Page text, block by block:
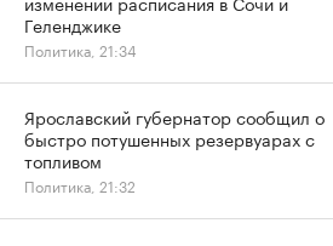
Геленджике
Политика, 21:34
Ярославский губернатор сообщил о
быстро потушенных резервуарах с
топливом
Политика, 21:32